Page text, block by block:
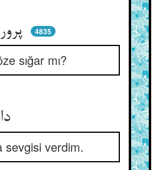
پرورش دادم مر او را زان چمن ** کی بگفت اندر بگنجد فن من 4835
sığar mı?
داده من ایوب را مهر پدر ** بهر مهمانی کرمان بی‌ضرر
sevgisi verdim.